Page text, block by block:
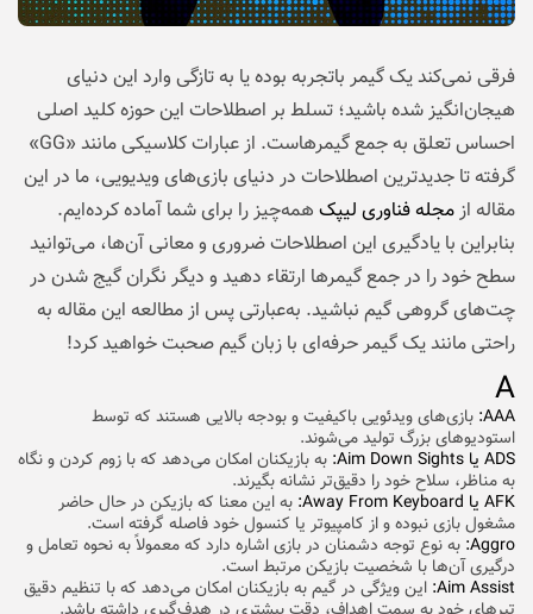
فرقی نمی‌کند یک گیمر باتجربه بوده یا به تازگی وارد این دنیای
هیجان‌انگیز شده‌ باشید؛ تسلط بر اصطلاحات این حوزه کلید اصلی
احساس تعلق به جمع گیمرهاست. از عبارات کلاسیکی مانند «GG»
گرفته تا جدیدترین اصطلاحات در دنیای بازی‌های ویدیویی، ما در این
مقاله ازمجله فناوری لیپک همه‌چیز را برای شما آماده کرده‌ایم.
بنابراین با یادگیری این اصطلاحات ضروری و معانی آن‌ها، می‌توانید
سطح خود را در جمع گیمرها ارتقاء دهید و دیگر نگران گیج شدن در
چت‌های گروهی گیم نباشید. به‌عبارتی پس از مطالعه این مقاله به
راحتی مانند یک گیمر حرفه‌ای با زبان گیم صحبت خواهید کرد!
A
AAA: بازی‌های ویدئویی باکیفیت و بودجه بالایی هستند که توسط
استودیوهای بزرگ تولید می‌شوند.
ADS یا Aim Down Sights:
به بازیکنان امکان می‌دهد که با زوم کردن و نگاه
به مناظر، سلاح خود را دقیق‌تر نشانه بگیرند.
AFK یا Away From Keyboard:
به این معنا که بازیکن در حال حاضر
مشغول بازی نبوده و از کامپیوتر یا کنسول خود فاصله گرفته است.
Aggro: به نوع توجه دشمنان در بازی اشاره دارد که معمولاً به نحوه تعامل و
درگیری آن‌ها با شخصیت بازیکن مرتبط است.
Aim Assist: این ویژگی در گیم به بازیکنان امکان می‌دهد که با تنظیم دقیق